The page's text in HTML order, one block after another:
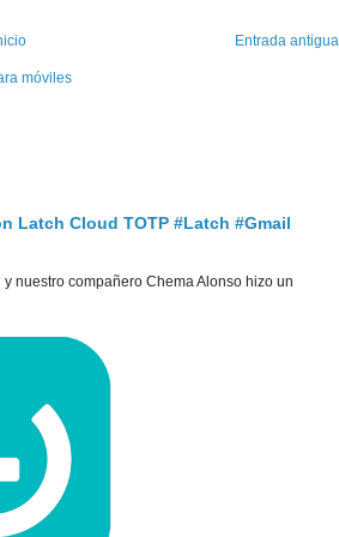
Entrada antigua
móviles
Latch Cloud TOTP #Latch #Gmail
nuestro compañero Chema Alonso hizo un